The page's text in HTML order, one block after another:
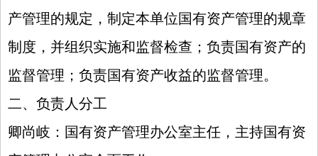
产管理的规定，制定本单位国有资产管理的规章
制度，并组织实施和监督检查；负责国有资产的
监督管理；负责国有资产收益的监督管理。
二、负责人分工
卿尚岐：国有资产管理办公室主任，主持国有资